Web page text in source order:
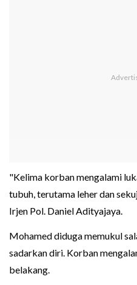
"Kelima korban mengalami
tubuh, terutama leher dan
Irjen Pol. Daniel Adityajaya.
Mohamed diduga memukul
sadarkan diri. Korban
belakang.